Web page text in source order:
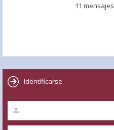
11 mensajes
Identificarse